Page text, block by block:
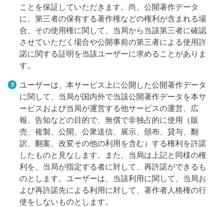
ことを保証していただきます。尚、公開著作データ
に、第三者の保有する著作権などの権利が含まれる場
合、その使用権に関して、当局から当該第三者に確認
させていただく場合や公開事前の第三者による使用許
諾に関する証明を当該ユーザーに求めることがありま
す。
ユーザーは、本サービス上に公開した公開著作データ
に関して、当局が国内外で当該公開著作データを本サ
ービスおよび当局が運営する他サービスの運営、広
報、告知などの目的で、無償で非独占的に使用（販
売、複製、公開、公衆送信、展示、頒布、貸与、翻
訳、翻案、改変その他の利用を含む）する権利を許諾
したものと見なします。また、当局は上記と同様の権
利を、当局が指定する者に対して、再許諾ができるも
のとします。ユーザーは、当該利用に関して、当局お
よび再許諾先による利用に対して、著作者人格権の行
使をしないものとします。